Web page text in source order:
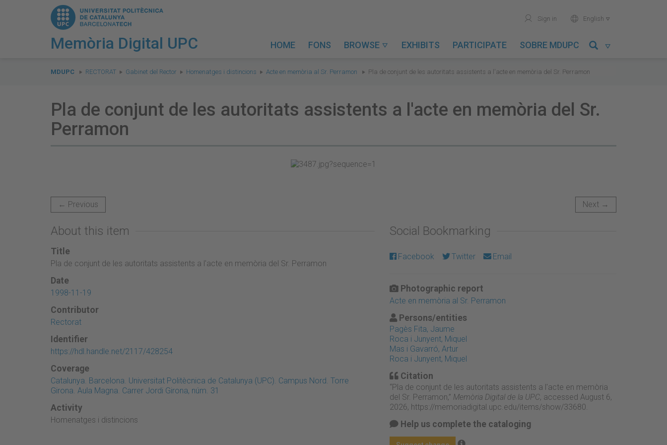
Memòria Digital UPC
user Sign in world English 
HOME FONS BROWSE  EXHIBITS PARTICIPATE SOBRE MDUPC 
are
MDUPC RECTORAT Gabinet del Rector Homenatges i distincions Acte en memòria al Sr. Perramon Pla de conjunt de les autoritats assistents a l'acte en memòria del Sr. Perramon
Pla de conjunt de les autoritats assistents a l'acte en memòria del Sr.
Perramon
← Previous Next →
About this item
Title
Pla de conjunt de les autoritats assistents a l'acte en memòria del Sr. Perramon
Date
1998-11-19
Contributor
Rectorat
Identifier
https://hdl.handle.net/2117/428254
Coverage
Catalunya. Barcelona. Universitat Politècnica de Catalunya (UPC). Campus Nord. Torre
Girona. Aula Magna. Carrer Jordi Girona, núm. 31
Activity
Homenatges i distincions
Social Bookmarking
Facebook Twitter Email
Photographic report
Acte en memòria al Sr. Perramon
Persons/entities
Pagès Fita, Jaume
Roca i Junyent, Miquel
Mas i Gavarró, Artur
Roca i Junyent, Miquel
Citation
“Pla de conjunt de les autoritats assistents a l'acte en memòria
del Sr. Perramon,” Memòria Digital de la UPC, accessed August 6,
2026, https://memoriadigital.upc.edu/items/show/33680
Help us complete the cataloging